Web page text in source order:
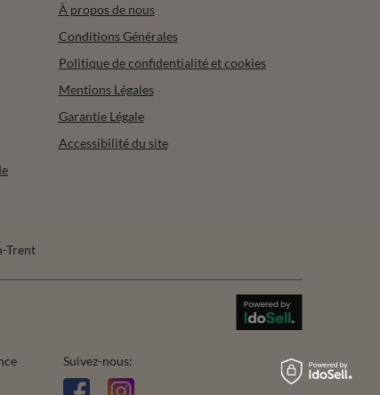
À propos de nous
Conditions Générales
Politique de confidentialité et cookies
Mentions Légales
Garantie Légale
Accessibilité du site
Trent
Suivez-nous: